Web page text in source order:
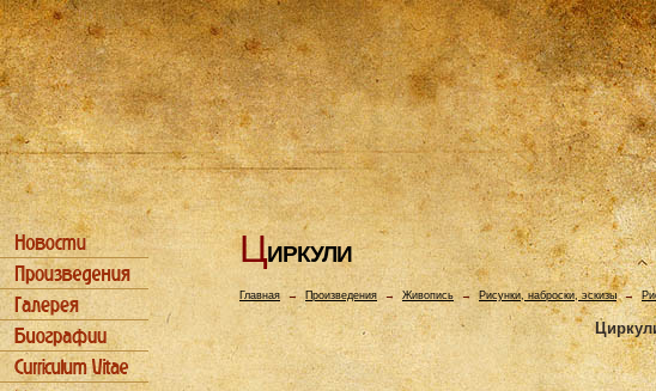
ЦИРКУЛИ
Главная→ Произведения → Живопись→Рисунки, наброски, эскизы→